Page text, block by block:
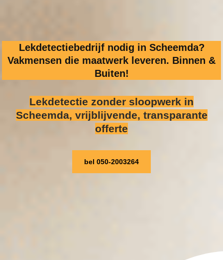
Lekdetectiebedrijf nodig in Scheemda?
Vakmensen die maatwerk leveren. Binnen &
Buiten!
Lekdetectie zonder sloopwerk in
Scheemda, vrijblijvende, transparante
offerte
bel 050-2003264